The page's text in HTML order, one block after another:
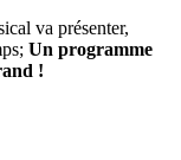
va présenter,
Un programme
!